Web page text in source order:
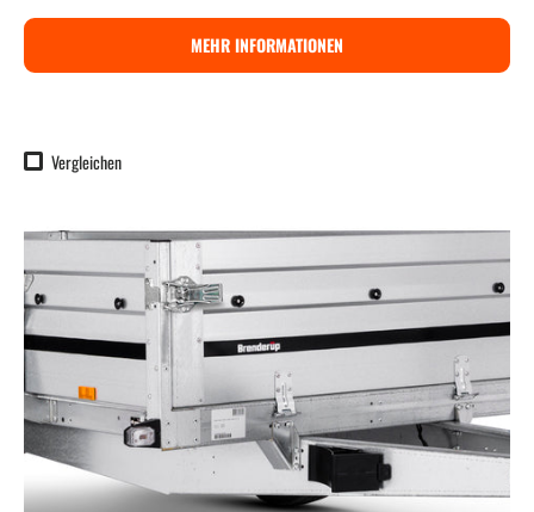
MEHR INFORMATIONEN
Vergleichen